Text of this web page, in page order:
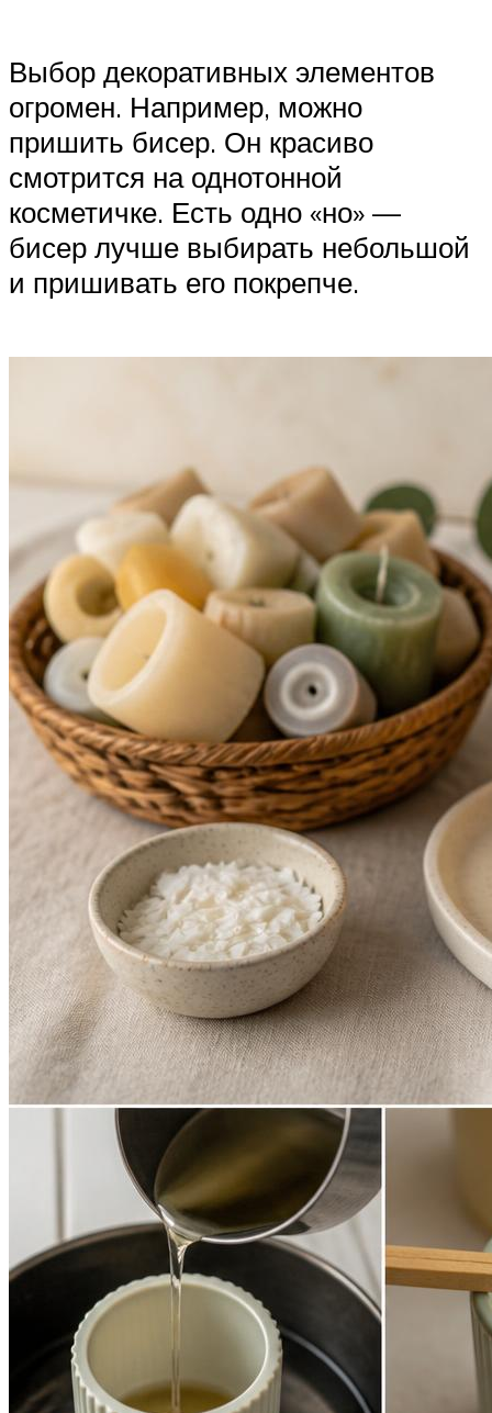
Выбор декоративных элементов
огромен. Например, можно
пришить бисер. Он красиво
смотрится на однотонной
косметичке. Есть одно «но» —
бисер лучше выбирать небольшой
и пришивать его покрепче.